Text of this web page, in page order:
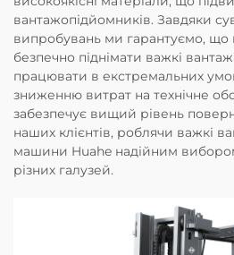
вантажопідйомників. Завдяки
випробувань ми гарантуємо, що
безпечно піднімати важкі
працювати в екстремальних
зниженню витрат на технічне
забезпечує вищий рівень
наших клієнтів, роблячи важкі
машини Huahe надійним
різних галузей.